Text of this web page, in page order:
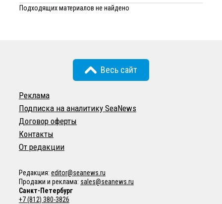
Подходящих материалов не найдено
Весь сайт
Реклама
Подписка на аналитику SeaNews
Договор оферты
Контакты
От редакции
Редакция: editor@seanews.ru
Продажи и реклама: sales@seanews.ru
Санкт-Петербург
+7 (812) 380-3826